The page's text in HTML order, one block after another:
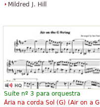
Canon In D for Easy Guitar
$3.95
Easy Guitar
Santorella Publications
Mildred J. Hill
Suíte nº 3 para orquestra
Ária na corda Sol (G) (Air on a G